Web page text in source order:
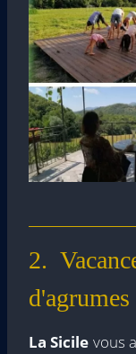
2.
La Sicile vous